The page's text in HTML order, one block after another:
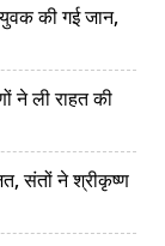
की गई जान,
ने ली राहत की
संतों ने श्रीकृष्ण